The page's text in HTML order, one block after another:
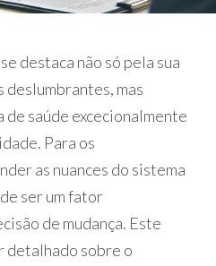
destaca não só pela sua
deslumbrantes, mas
de saúde excecionalmente
Para os
as nuances do sistema
ser um fator
de mudança. Este
detalhado sobre o